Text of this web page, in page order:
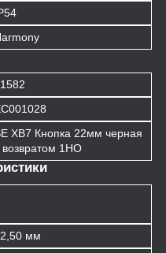
XB7 Кнопка 22мм черная
возвратом 1НО
мм